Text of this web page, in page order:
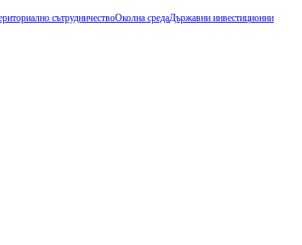
сътрудничествоОколна средаДържавни инвестиционни